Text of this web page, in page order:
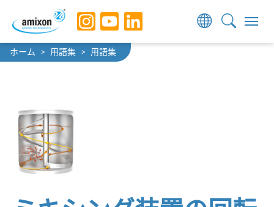
Skip to main navigation
Skip to main content
Skip to page footer
You are here:
ホーム 用語集 用語集